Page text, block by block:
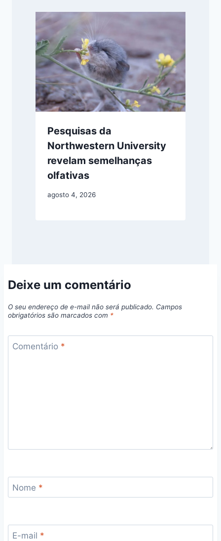
Pesquisas da
Northwestern University
revelam semelhanças
olfativas
agosto 4, 2026
Deixe um comentário
O seu endereço de e-mail não será publicado. Campos
obrigatórios são marcados com *
Comentário *
Nome *
E-mail *